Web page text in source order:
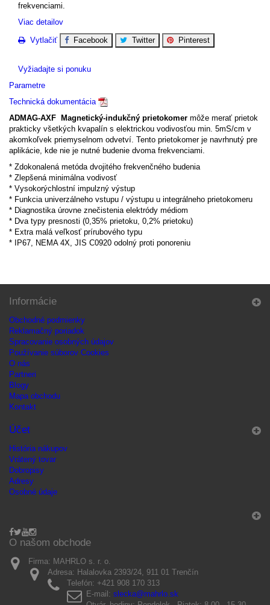
frekvenciami.
Viac detailov
Vytlačiť
Facebook Twitter Pinterest
Vyžiadajte si ponuku
Parametre
Technická dokumentácia
ADMAG-AXF Magnetický-indukčný prietokomer môže merať prietok
prakticky všetkých kvapalín s elektrickou vodivosťou min. 5mS/cm v
akomkoľvek priemyselnom odvetví. Tento prietokomer je navrhnutý pre
aplikácie, kde nie je nutné budenie dvoma frekvenciami.
* Zdokonalená metóda dvojitého frekvenčného budenia
* Zlepšená minimálna vodivosť
* Vysokorýchlostní impulzný výstup
* Funkcia univerzálneho vstupu / výstupu u integrálneho prietokomeru
* Diagnostika úrovne znečistenia elektródy médiom
* Dva typy presnosti (0,35% prietoku, 0,2% prietoku)
* Extra malá veľkosť prírubového typu
* IP67, NEMA 4X, JIS C0920 odolný proti ponoreniu
Informácie
Obchodné podmienky
Reklamačný poriadok
Spracovanie osobných údajov
Používanie súborov Cookies
O nás
Partneri
Blogy
Mapa obchodu
Kontakt
Účet
História nákupov
Vrátený tovar
Dobropisy
Adresy
Osobné údaje
O našom obchode
Firma: MAHRLO s. r. o.
Adresa: Halalovka 2393/24, 911 01 Trenčín
Telefón: +421 908 170 313
E-mail: slecka@mahrlo.sk